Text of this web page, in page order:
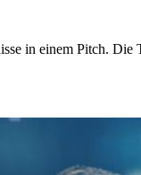
in einem Pitch.